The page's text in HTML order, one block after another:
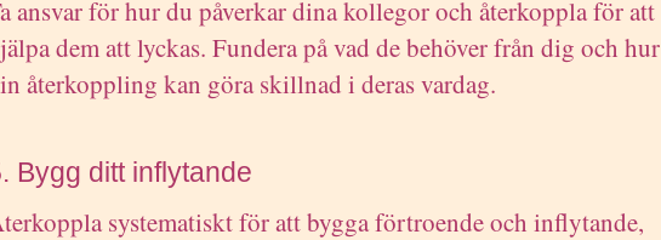
ansvar för hur du påverkar dina kollegor och återkoppla för att
dem att lyckas. Fundera på vad de behöver från dig och hur
återkoppling kan göra skillnad i deras vardag.
Bygg ditt inflytande
systematiskt för att bygga förtroende och inflytande,